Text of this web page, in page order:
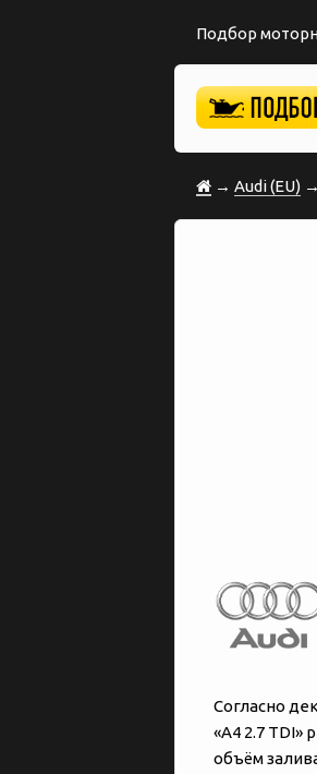
Подбор
→ Audi (EU) →
Согласно
«‎‎A4 2.7 TDI»
объём